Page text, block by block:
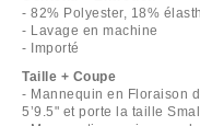
- 82% Polyester, 18%
- Lavage en machine
- Importé
Taille + Coupe
- Mannequin en Floraison
5’9.5" et porte la taille